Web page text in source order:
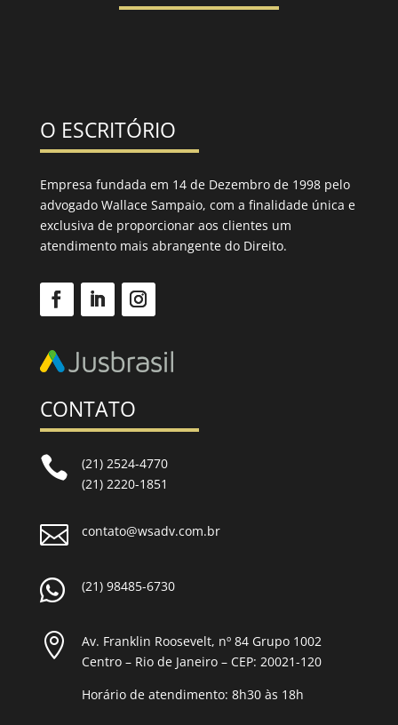
O ESCRITÓRIO
Empresa fundada em 14 de Dezembro de 1998 pelo
advogado Wallace Sampaio, com a finalidade única e
exclusiva de proporcionar aos clientes um
atendimento mais abrangente do Direito.
CONTATO

(21) 2524-4770
(21) 2220-1851
 contato@wsadv.com.br
 (21) 98485-6730

Av. Franklin Roosevelt, nº 84 Grupo 1002
Centro – Rio de Janeiro – CEP: 20021-120
Horário de atendimento: 8h30 às 18h